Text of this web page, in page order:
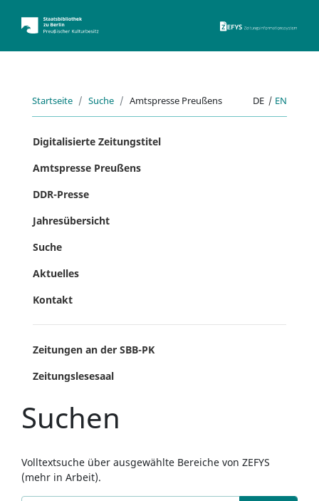
Startseite Suche Amtspresse Preußens DE | EN
Digitalisierte Zeitungstitel
Amtspresse Preußens
DDR-Presse
Jahresübersicht
Suche
Aktuelles
Kontakt
Zeitungen an der SBB-PK
Zeitungslesesaal
Suchen
Volltextsuche über ausgewählte Bereiche von ZEFYS
(mehr in Arbeit).